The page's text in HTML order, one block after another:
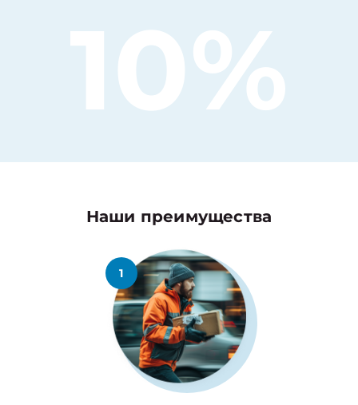
10%
Наши преимущества
1